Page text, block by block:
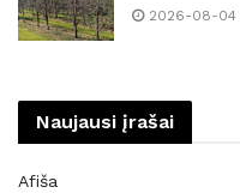
2026-08-04
Naujausi įrašai
Afiša